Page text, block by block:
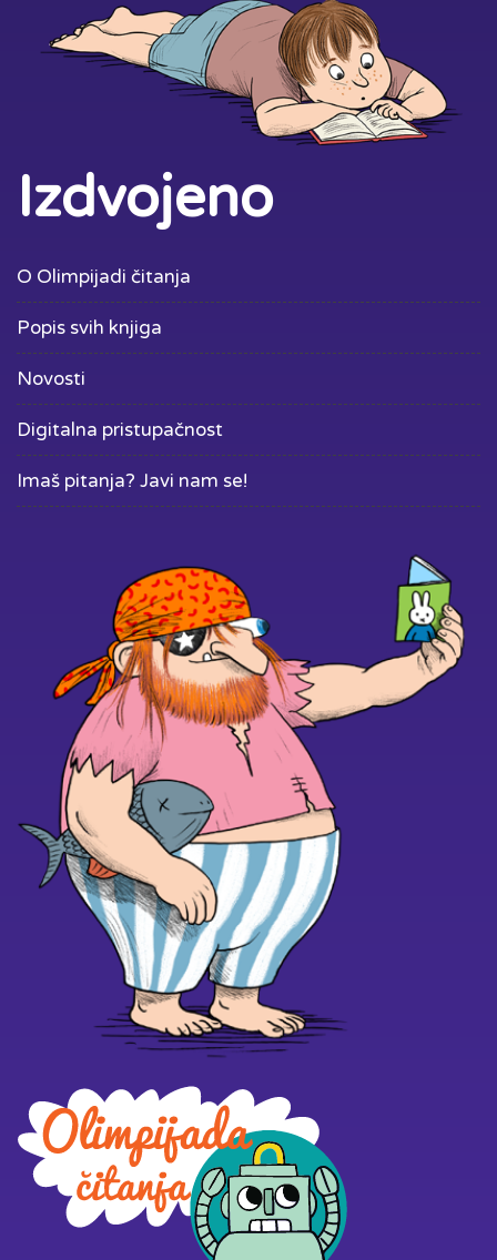
Izdvojeno
O Olimpijadi čitanja
Popis svih knjiga
Novosti
Digitalna pristupačnost
Imaš pitanja? Javi nam se!